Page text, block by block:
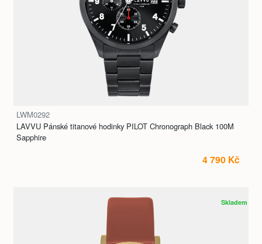
LWM0292
LAVVU Pánské titanové hodinky PILOT Chronograph Black 100M
Sapphire
4 790 Kč
Skladem